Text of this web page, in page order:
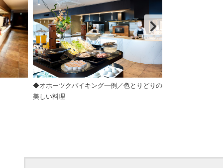
◆オホーツクバイキング一例／色とりどりの
美しい料理